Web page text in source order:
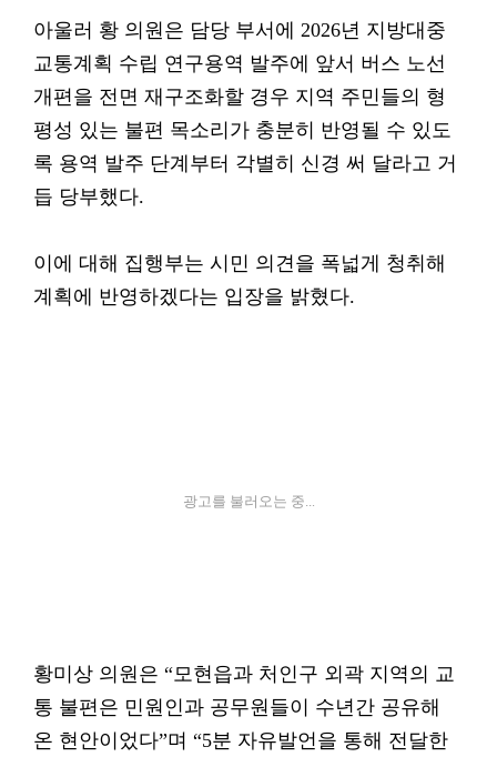
아울러 황 의원은 담당 부서에 2026년 지방대중
교통계획 수립 연구용역 발주에 앞서 버스 노선
개편을 전면 재구조화할 경우 지역 주민들의 형
평성 있는 불편 목소리가 충분히 반영될 수 있도
록 용역 발주 단계부터 각별히 신경 써 달라고 거
듭 당부했다.
이에 대해 집행부는 시민 의견을 폭넓게 청취해
계획에 반영하겠다는 입장을 밝혔다.
광고를 불러오는 중...
황미상 의원은 “모현읍과 처인구 외곽 지역의 교
통 불편은 민원인과 공무원들이 수년간 공유해
온 현안이었다”며 “5분 자유발언을 통해 전달한